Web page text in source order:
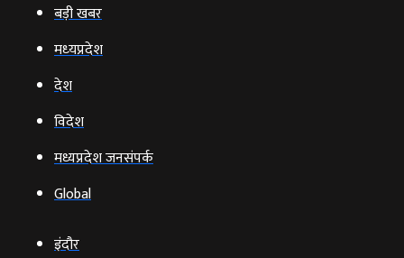
बड़ी खबर
मध्‍यप्रदेश
देश
विदेश
मध्यप्रदेश जनसंपर्क
Global
इंदौर